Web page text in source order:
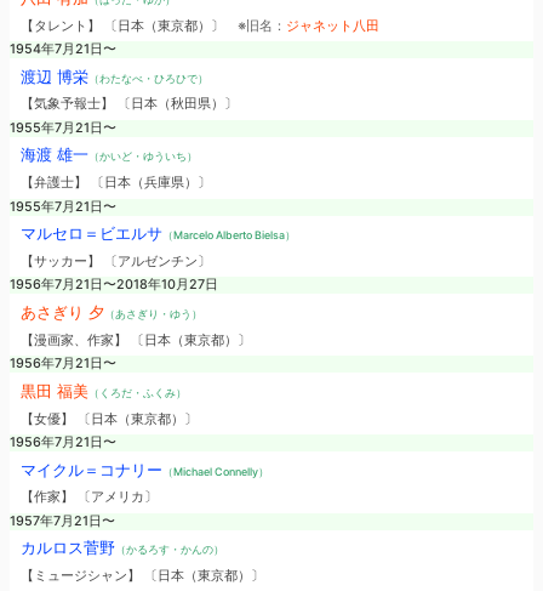
【タレント】 〔日本（東京都）〕 ※旧名： ジャネット八田
1954年7月21日〜
渡辺 博栄（わたなべ・ひろひで）
【気象予報士】 〔日本（秋田県）〕
1955年7月21日〜
海渡 雄一（かいど・ゆういち）
【弁護士】 〔日本（兵庫県）〕
1955年7月21日〜
マルセロ＝ビエルサ（Marcelo Alberto Bielsa）
【サッカー】 〔アルゼンチン〕
1956年7月21日〜2018年10月27日
あさぎり 夕（あさぎり・ゆう）
【漫画家、作家】 〔日本（東京都）〕
1956年7月21日〜
黒田 福美（くろだ・ふくみ）
【女優】 〔日本（東京都）〕
1956年7月21日〜
マイクル＝コナリー （Michael Connelly）
【作家】 〔アメリカ〕
1957年7月21日〜
カルロス菅野（かるろす・かんの）
【ミュージシャン】 〔日本（東京都）〕